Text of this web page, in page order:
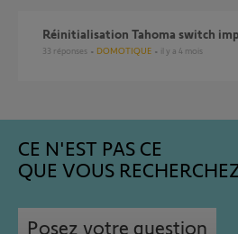
Réinitialisation Tahoma switch
33 réponses DOMOTIQUE il y a 4 mois
CE N'EST PAS CE
QUE VOUS
Posez votre question